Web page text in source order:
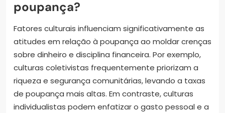
poupança?
Fatores culturais influenciam significativamente as
atitudes em relação à poupança ao moldar crenças
sobre dinheiro e disciplina financeira. Por exemplo,
culturas coletivistas frequentemente priorizam a
riqueza e segurança comunitárias, levando a taxas
de poupança mais altas. Em contraste, culturas
individualistas podem enfatizar o gasto pessoal e a